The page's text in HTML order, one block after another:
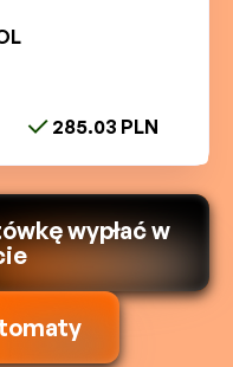
285.03 PLN
wypłać w